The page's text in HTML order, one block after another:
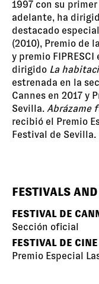
1997 con su
adelante, ha
destacado
(2010), Premio de
y premio
dirigido La
estrenada en la
Cannes en 2017 y
Sevilla. Abrázame
recibió el Premio
Festival de Sevilla.
FESTIVALS
FESTIVAL DE
Sección oficial
FESTIVAL DE
Premio Especial